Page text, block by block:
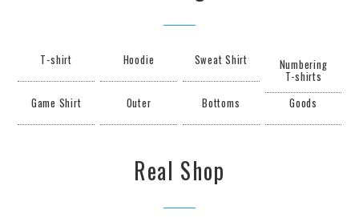
T-shirt Hoodie Sweat Shirt Numbering
T-shirts
Game Shirt
Outer Bottoms Goods
Real Shop